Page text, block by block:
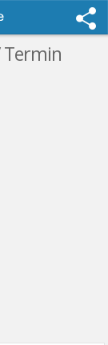
Termin